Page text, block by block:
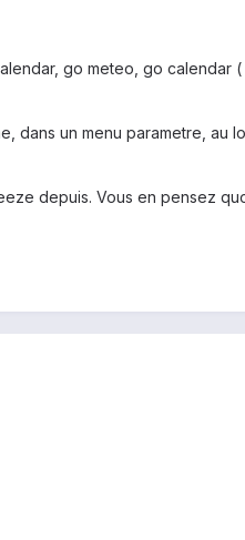
go meteo, go calendar
dans un menu parametre,
depuis. Vous en pensez